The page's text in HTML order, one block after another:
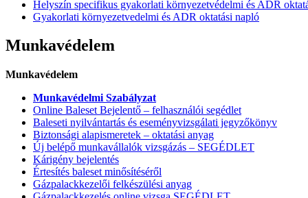
Helyszín specifikus gyakorlati környezetvédelmi és ADR
Gyakorlati környezetvedelmi és ADR oktatási napló
Munkavédelem
Munkavédelem
Munkavédelmi Szabályzat
Online Baleset Bejelentő – felhasználói segédlet
Baleseti nyilvántartás és eseményvizsgálati jegyzőkönyv
Biztonsági alapismeretek – oktatási anyag
Új belépő munkavállalók vizsgázás – SEGÉDLET
Kárigény bejelentés
Értesítés baleset minősítéséről
Gázpalackkezelői felkészülési anyag